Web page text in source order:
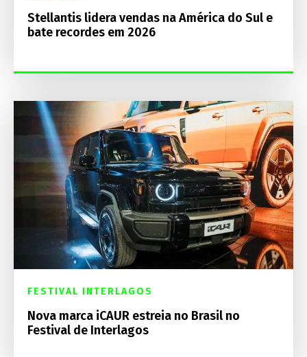
Stellantis lidera vendas na América do Sul e
bate recordes em 2026
FESTIVAL INTERLAGOS
Nova marca iCAUR estreia no Brasil no
Festival de Interlagos